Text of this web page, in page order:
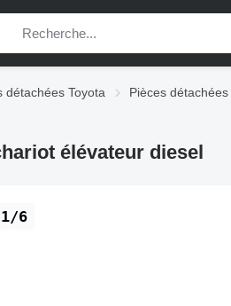
détachées Toyota Pièces
élévateur diesel
1/6